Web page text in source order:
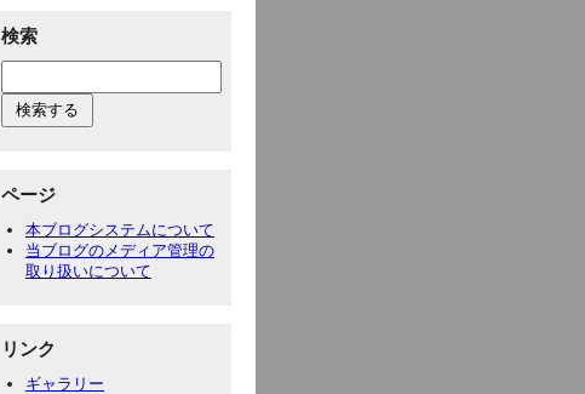
検索
ページ
本ブログシステムについて
当ブログのメディア管理の
取り扱いについて
リンク
ギャラリー